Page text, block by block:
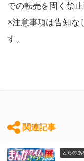
での転売を固く禁
※注意事項は告知な
す。
関連記事
とらのあ